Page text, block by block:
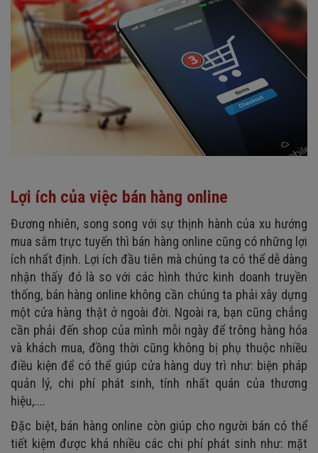
Lợi ích của việc bán hàng online
Đương nhiên, song song với sự thịnh hành của xu hướng
mua sắm trực tuyến thì bán hàng online cũng có những lợi
ích nhất định. Lợi ích đầu tiên mà chúng ta có thể dễ dàng
nhận thấy đó là so với các hình thức kinh doanh truyền
thống, bán hàng online không cần chúng ta phải xây dựng
một cửa hàng thật ở ngoài đời. Ngoài ra, bạn cũng chẳng
cần phải đến shop của mình mỗi ngày để trông hàng hóa
và khách mua, đồng thời cũng không bị phụ thuộc nhiều
điều kiện để có thể giúp cửa hàng duy trì như: biện pháp
quản lý, chi phí phát sinh, tính nhất quán của thương
hiệu,....
Đặc biệt, bán hàng online còn giúp cho người bán có thể
tiết kiệm được khá nhiều các chi phí phát sinh như: mặt